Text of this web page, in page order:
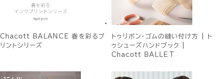
Chacott BALANCE 春を彩るプ
リントシリーズ
トゥリボン・ゴムの縫い付け方 | ト
ゥシューズハンドブック |
Chacott BALLET